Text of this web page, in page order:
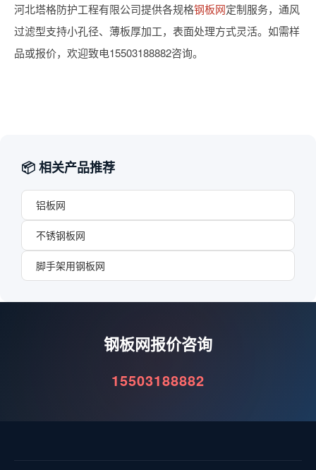
河北塔格防护工程有限公司提供各规格钢板网定制服务，通风
过滤型支持小孔径、薄板厚加工，表面处理方式灵活。如需样
品或报价，欢迎致电15503188882咨询。
📦 相关产品推荐
铝板网
不锈钢板网
脚手架用钢板网
钢板网报价咨询
15503188882